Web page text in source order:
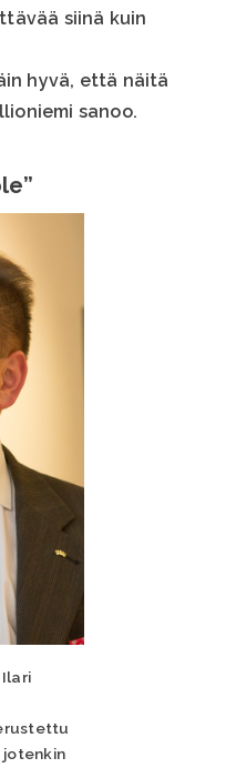
siinä kuin
hyvä, että näitä
sanoo.
jotenkin